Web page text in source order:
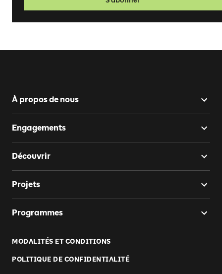
À propos de nous
Engagements
Découvrir
Projets
Programmes
MODALITÉS ET CONDITIONS
POLITIQUE DE CONFIDENTIALITÉ